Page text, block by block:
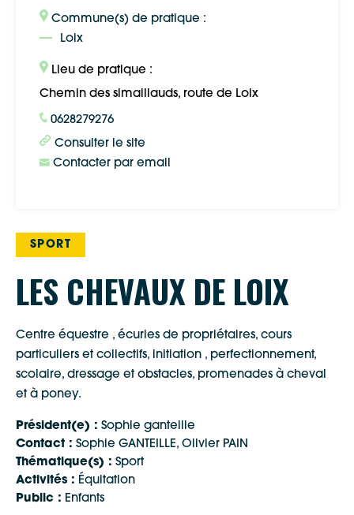
Commune(s) de pratique :
Loix
Lieu de pratique :
Chemin des simaillauds, route de Loix
0628279276
Consulter le site
Contacter par email
SPORT
LES CHEVAUX DE LOIX
Centre équestre , écuries de propriétaires, cours
particuliers et collectifs, initiation , perfectionnement,
scolaire, dressage et obstacles, promenades à cheval
et à poney.
Président(e) : Sophie ganteille
Contact : Sophie GANTEILLE, Olivier PAIN
Thématique(s) : Sport
Activités : Équitation
Public : Enfants